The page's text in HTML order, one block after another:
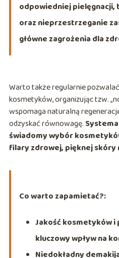
odpowiedniej pielęgnacji,
oraz nieprzestrzeganie
główne zagrożenia dla
Warto także regularnie
kosmetyków, organizując tzw.
wspomaga naturalną
odzyskać równowagę.
świadomy wybór
filary zdrowej, pięknej skóry
Co warto zapamietać?:
Jakość kosmetyków i
kluczowy wpływ na
Niedokładny